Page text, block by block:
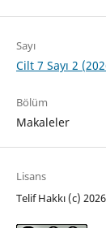
Sayı
Cilt 7 Sayı 2
Bölüm
Makaleler
Lisans
Telif Hakkı (c)